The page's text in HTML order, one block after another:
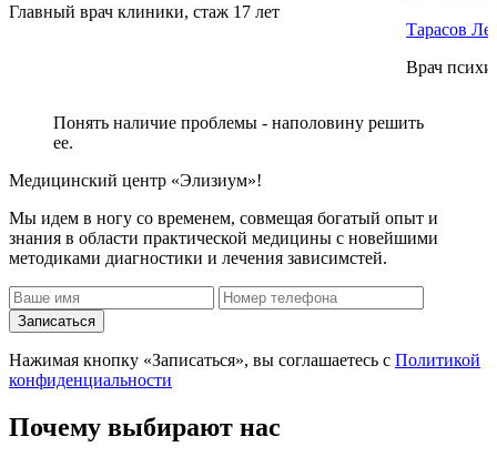
Главный врач клиники, стаж 17 лет
Тарасов
Врач
Понять наличие проблемы - наполовину решить
ее.
Медицинский центр «Элизиум»!
Мы идем в ногу со временем, совмещая богатый опыт и
знания в области практической медицины с новейшими
методиками диагностики и лечения зависимстей.
Записаться
Нажимая кнопку «Записаться», вы соглашаетесь с Политикой
конфиденциальности
Почему выбирают нас